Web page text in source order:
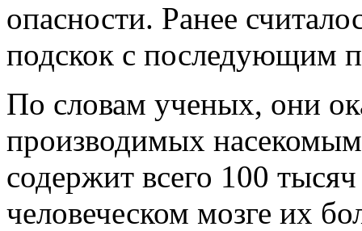
опасности. Ранее
подскок с последующим
По словам ученых, они
производимых
содержит всего 100
человеческом мозге их